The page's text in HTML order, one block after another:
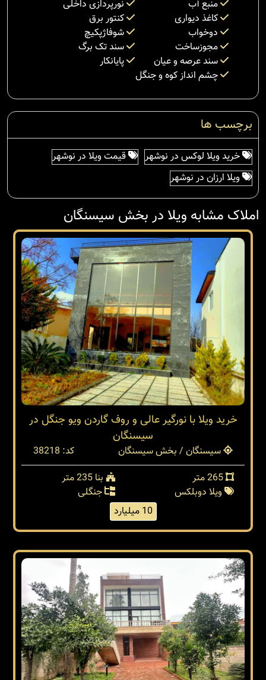
منبع آب
نورپردازی داخلی
کاغذ دیواری
کنتور برق
دوخواب
شوفاژپکیچ
مجوزساخت
سند تک برگ
سند عرصه و عیان
پایانکار
چشم انداز کوه و جنگل
برچسب ها
خرید ویلا لوکس در نوشهر
قیمت ویلا در نوشهر
ویلا ارزان در نوشهر
املاک مشابه ویلا در بخش سیسنگان
خرید ویلا با نورگیر عالی و روف گاردن ویو جنگل در
سیسنگان
سیسنگان / بخش سیسنگان
کد: 38218
بنا 235 متر
ویلا دوبلکس
جنگلی
10 میلیارد